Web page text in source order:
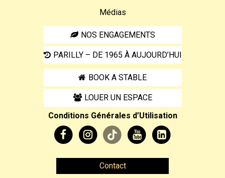
Médias
NOS ENGAGEMENTS
PARILLY – DE 1965 À AUJOURD’HUI
BOOK A STABLE
LOUER UN ESPACE
Conditions Générales d’Utilisation
Contact